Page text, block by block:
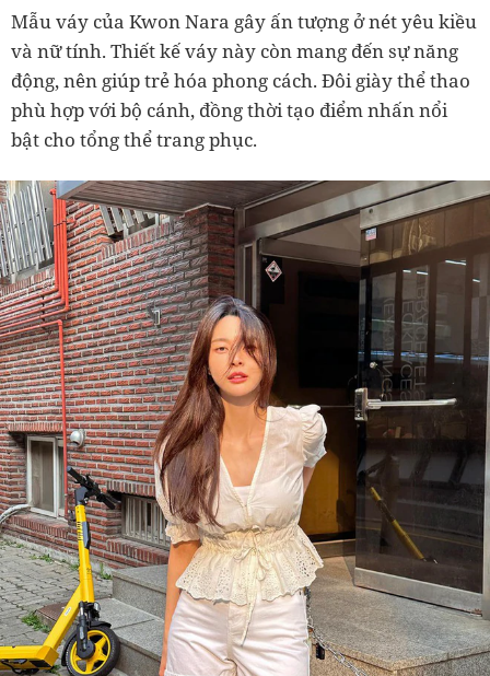
Mẫu váy của Kwon Nara gây ấn tượng ở nét yêu kiều
và nữ tính. Thiết kế váy này còn mang đến sự năng
động, nên giúp trẻ hóa phong cách. Đôi giày thể thao
phù hợp với bộ cánh, đồng thời tạo điểm nhấn nổi
bật cho tổng thể trang phục.